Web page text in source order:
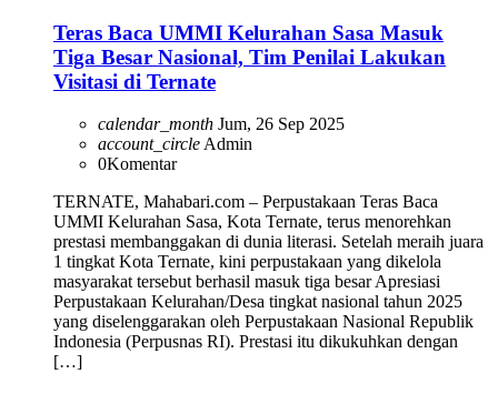
Teras Baca UMMI Kelurahan Sasa Masuk
Tiga Besar Nasional, Tim Penilai Lakukan
Visitasi di Ternate
calendar_month Jum, 26 Sep 2025
account_circleAdmin
0Komentar
TERNATE, Mahabari.com – Perpustakaan Teras Baca
UMMI Kelurahan Sasa, Kota Ternate, terus menorehkan
prestasi membanggakan di dunia literasi. Setelah meraih juara
1 tingkat Kota Ternate, kini perpustakaan yang dikelola
masyarakat tersebut berhasil masuk tiga besar Apresiasi
Perpustakaan Kelurahan/Desa tingkat nasional tahun 2025
yang diselenggarakan oleh Perpustakaan Nasional Republik
Indonesia (Perpusnas RI). Prestasi itu dikukuhkan dengan
[…]